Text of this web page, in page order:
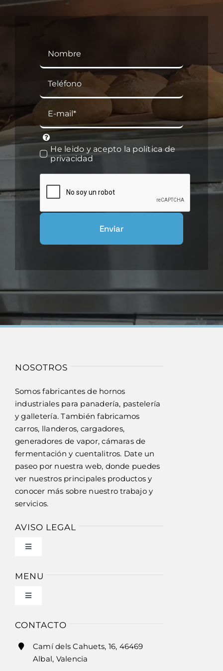
electrónico
He leido y acepto la política de
privacidad
Enviar
NOSOTROS
Somos fabricantes de hornos
industriales para panadería, pastelería
y galletería. También fabricamos
carros, llanderos, cargadores,
generadores de vapor, cámaras de
fermentación y cuentalitros. Date un
paseo por nuestra web, donde puedes
ver nuestros principales productos y
conocer más sobre nuestro trabajo y
servicios.
AVISO LEGAL
Toggle
Política de privacidad
MENU
Toggle
Inicio
Historia
CONTACTO
Camí dels Cahuets, 16, 46469
Albal, Valencia